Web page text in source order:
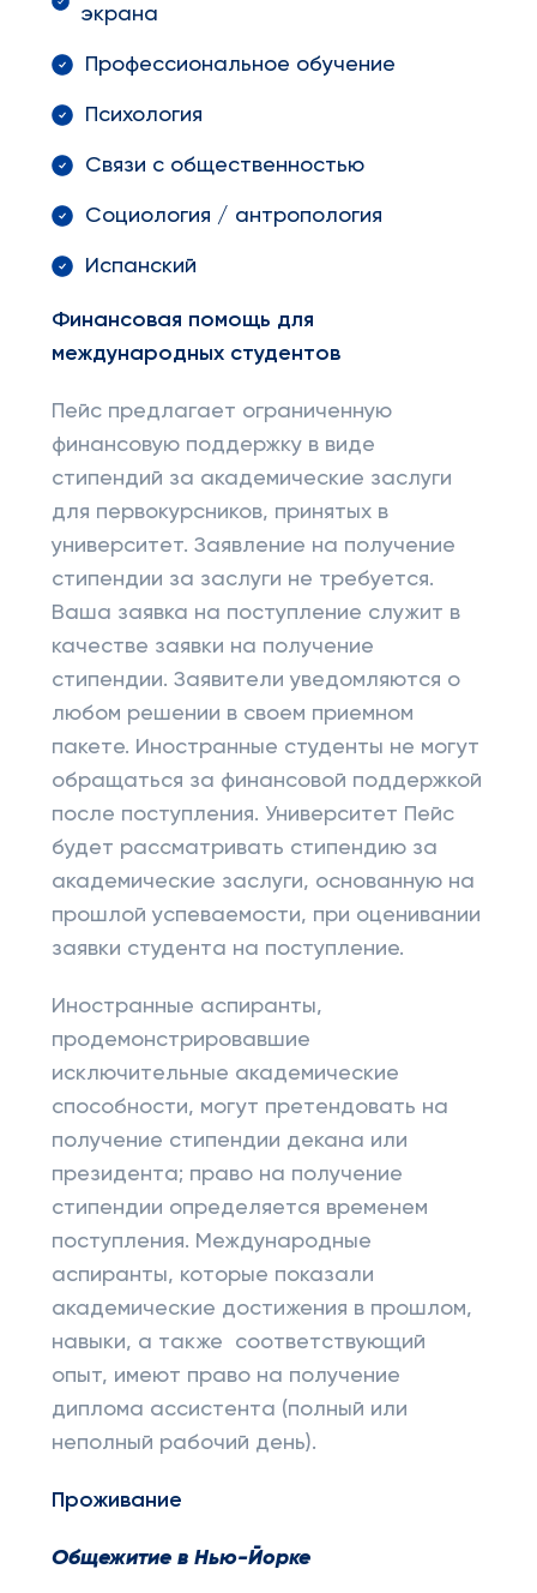
экрана
Профессиональное обучение
Психология
Связи с общественностью
Социология / антропология
Испанский
Финансовая помощь для
международных студентов
Пейс предлагает ограниченную
финансовую поддержку в виде
стипендий за академические заслуги
для первокурсников, принятых в
университет. Заявление на получение
стипендии за заслуги не требуется.
Ваша заявка на поступление служит в
качестве заявки на получение
стипендии. Заявители уведомляются о
любом решении в своем приемном
пакете. Иностранные студенты не могут
обращаться за финансовой поддержкой
после поступления. Университет Пейс
будет рассматривать стипендию за
академические заслуги, основанную на
прошлой успеваемости, при оценивании
заявки студента на поступление.
Иностранные аспиранты,
продемонстрировавшие
исключительные академические
способности, могут претендовать на
получение стипендии декана или
президента; право на получение
стипендии определяется временем
поступления. Международные
аспиранты, которые показали
академические достижения в прошлом,
навыки, а также соответствующий
опыт, имеют право на получение
диплома ассистента (полный или
неполный рабочий день).
Проживание
Общежитие в Нью-Йорке